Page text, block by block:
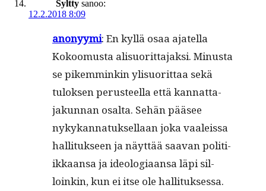
Syltty sanoo:
12.2.2018 8:09
anonyy­mi: En kyl­lä osaa ajatel­la
Kokoomus­ta alisuorit­ta­jak­si. Minus­ta
se pikem­minkin ylisuorit­taa sekä
tulok­sen perus­teel­la että kan­nat­ta­
jakun­nan osalta. Sehän pääsee
nykykan­natuk­sel­laan joka vaaleis­sa
hal­li­tuk­seen ja näyt­tää saa­van poli­ti­
ikkaansa ja ide­olo­giaansa läpi sil­
loinkin, kun ei itse ole hal­li­tuk­ses­sa.